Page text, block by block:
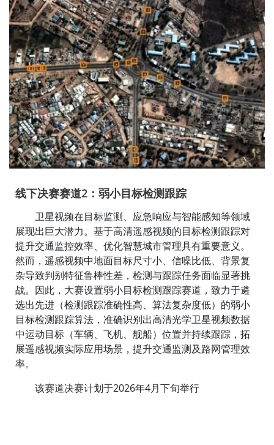
线下决赛赛道2：弱小目标检测跟踪
卫星视频在目标监测、应急响应与智能感知等领域
展现出巨大潜力。基于高清遥感视频的目标检测跟踪对
提升交通监控效率、优化智慧城市管理具有重要意义。
然而，遥感视频中地面目标尺寸小、信噪比低、背景复
杂导致判别特征鲁棒性差，检测与跟踪任务面临显著挑
战。因此，大赛设置弱小目标检测跟踪赛道，致力于遴
选出先进（检测跟踪准确性高、算法复杂度低）的弱小
目标检测跟踪算法，准确识别出高清光学卫星视频数据
中运动目标（车辆、飞机、舰船）位置并持续跟踪，拓
展遥感视频实际应用场景，提升交通监测及路网管理效
率。
该赛道决赛计划于2026年4月下旬举行